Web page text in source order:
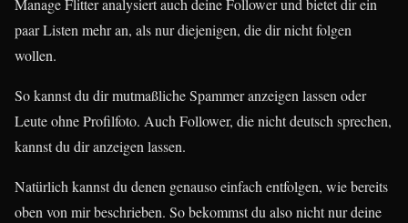
Manage Flitter analysiert auch deine Follower und bietet dir ein
paar Listen mehr an, als nur diejenigen, die dir nicht folgen
wollen.
So kannst du dir mutmaßliche Spammer anzeigen lassen oder
Leute ohne Profilfoto. Auch Follower, die nicht deutsch sprechen,
kannst du dir anzeigen lassen.
Natürlich kannst du denen genauso einfach entfolgen, wie bereits
oben von mir beschrieben. So bekommst du also nicht nur deine